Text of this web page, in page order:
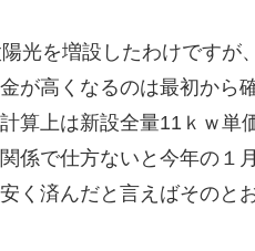
光を増設したわけです
が高くなるのは最初から
算上は新設全量11ｋｗ
係で仕方ないと今年の
く済んだと言えばそのと